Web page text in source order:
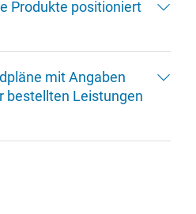
Produkte positioniert
mit Angaben
bestellten Leistungen